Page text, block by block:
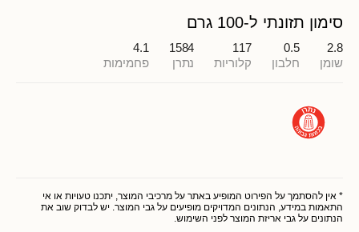
סימון תזונתי ל-100 גרם
2.8
שומן
0.5
חלבון
117
קלוריות
1584
נתרן
4.1
פחמימות
* אין להסתמך על הפירוט המופיע באתר על מרכיבי המוצר, יתכנו טעויות או אי
התאמות במידע, הנתונים המדויקים מופיעים על גבי המוצר. יש לבדוק שוב את
הנתונים על גבי אריזת המוצר לפני השימוש.